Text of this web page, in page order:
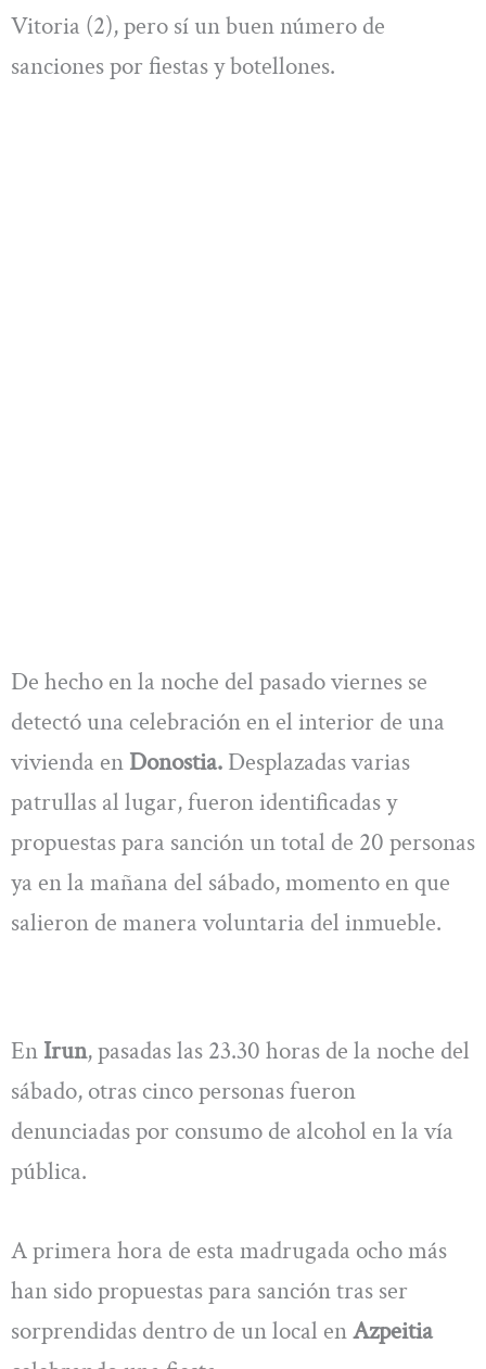
Vitoria (2), pero sí un buen número de
sanciones por fiestas y botellones.
De hecho en la noche del pasado viernes se
detectó una celebración en el interior de una
vivienda en Donostia. Desplazadas varias
patrullas al lugar, fueron identificadas y
propuestas para sanción un total de 20 personas
ya en la mañana del sábado, momento en que
salieron de manera voluntaria del inmueble.
En Irun, pasadas las 23.30 horas de la noche del
sábado, otras cinco personas fueron
denunciadas por consumo de alcohol en la vía
pública.
A primera hora de esta madrugada ocho más
han sido propuestas para sanción tras ser
sorprendidas dentro de un local enAzpeitia